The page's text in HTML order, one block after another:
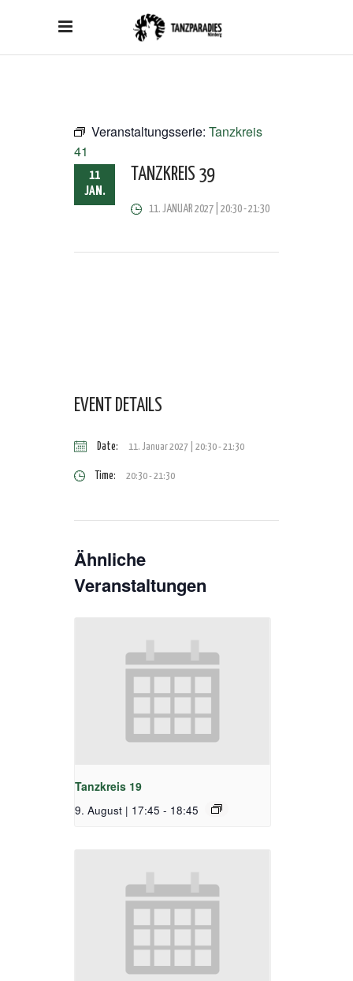
Veranstaltungsserie: Tanzkreis
41
11
JAN.
TANZKREIS 39
11. JANUAR 2027 | 20:30-21:30
EVENT DETAILS
Date: 11. Januar 2027 | 20:30-21:30
Time: 20:30 - 21:30
Ähnliche
Veranstaltungen
Tanzkreis 19
9. August | 17:45 - 18:45